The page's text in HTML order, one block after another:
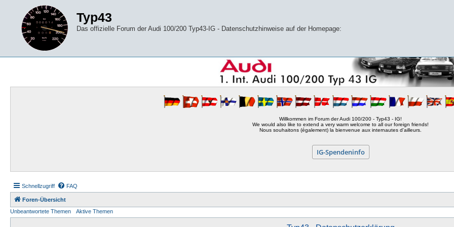
Typ43
Das offizielle Forum der Audi 100/200 Typ43-IG - Datenschutzhinweise auf der Homepage:
Willkommen im Forum der Audi 100/200 - Typ43 - IG!
We would also like to extend a very warm welcome to all our foreign friends!
Nous souhaitons (également) la bienvenue aux internautes d'ailleurs.
IG-Spendeninfo
Schnellzugriff FAQ
Foren-Übersicht
Unbeantwortete Themen
Aktive Themen